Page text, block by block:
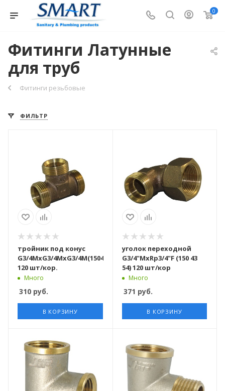
0
Фитинги Латунные
для труб
Фитинги резьбовые
ФИЛЬТР
тройник под конус
G3/4MxG3/4MхG3/4М(1504554)
120 шт/кор.
Много
310 руб.
В КОРЗИНУ
уголок переходной
G3/4"MxRр3/4"F (150 43
54) 120 шт/кор
Много
371 руб.
В КОРЗИНУ